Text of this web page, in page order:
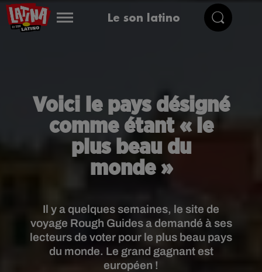
Le son latino
Voici le pays désigné
comme étant « le
plus beau du
monde »
Il y a quelques semaines, le site de
voyage Rough Guides a demandé à ses
lecteurs de voter pour le plus beau pays
du monde. Le grand gagnant est
européen !